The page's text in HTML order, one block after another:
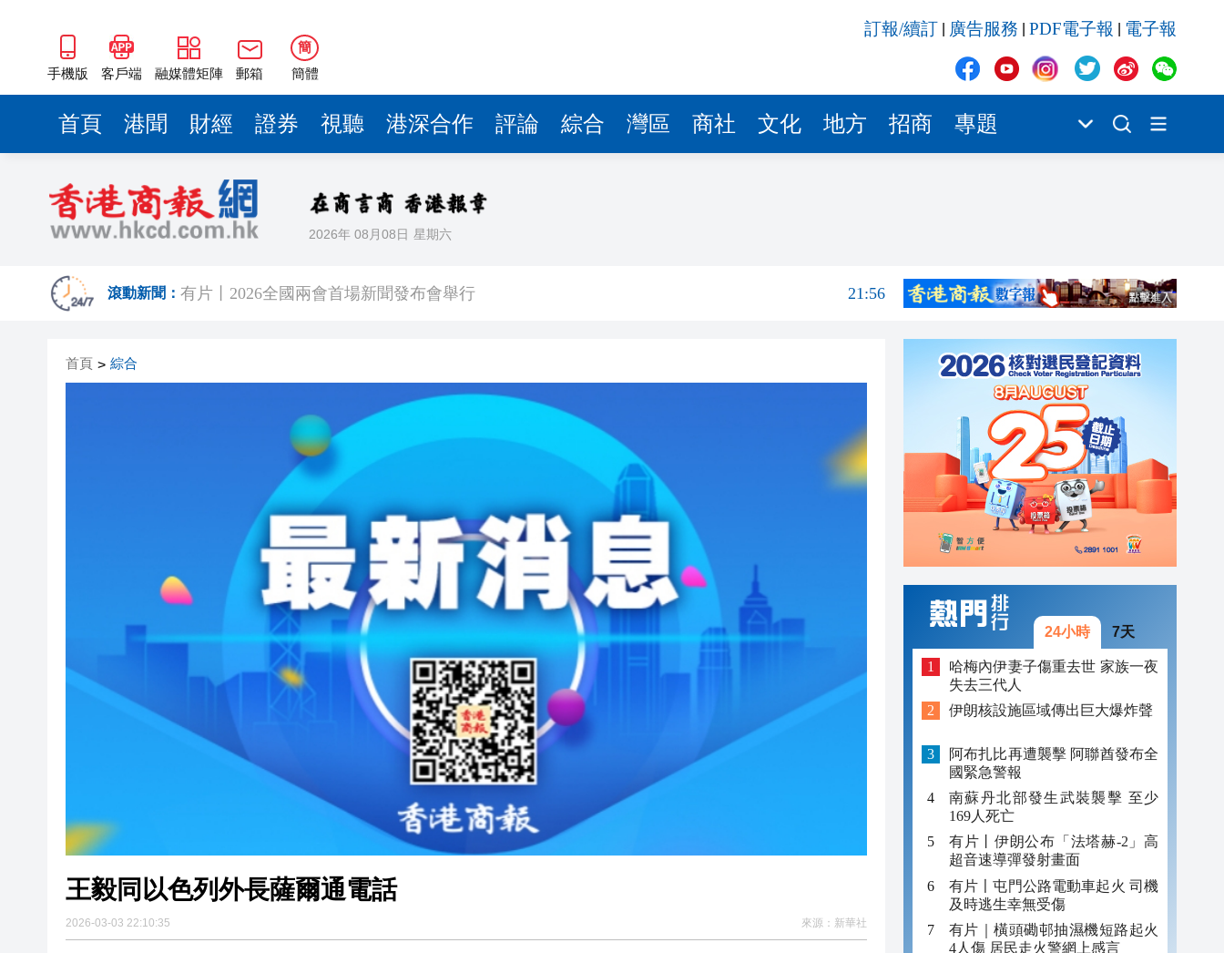
手機版 客戶端 融媒體矩陣 郵箱
簡
簡體
訂報/續訂 廣告服務 PDF電子報 電子報
首頁 港聞 財經 證券 視聽 港深合作 評論 綜合 灣區 商社 文化 地方 招商 專題
2026年 08月08日 星期六
滾動新聞：
外交部駐港公署舉辦《「一國兩制」下香港維護國家安全的實踐》白皮書專題宣介會
21:48
圖集｜美好姻緣神助攻 黃大仙祠元宵晚會
山西晉中社火匯演活動「紅火」上演
21:34
黎真主黨對多處以軍事基地發動襲擊
王毅同以色列外長薩爾通電話
有片丨2026全國兩會首場新聞發布會舉行
21:56
山西晉中社火匯演活動「紅火」上演
香港海關參加珠寶展宣傳貴金屬及寶石交易商監管制度
21:30
黎真主黨對多處以軍事基地發動襲擊
21:21
王毅同以色列外長薩爾通電話
今晚024期六合彩頭獎再次懸空 下期多寶2079萬
有片丨2026全國兩會首場新聞發布會舉行
外交部駐港公署舉辦《「一國兩制」下香港維護國家安全的實踐》白皮書專題宣介會
圖集｜美好姻緣神助攻 黃大仙祠元宵晚會
山西晉中社火匯演活動「紅火」上演
香港海關參加珠寶展宣傳貴金屬及寶石交易商監管制度
黎真主黨對多處以軍事基地發動襲擊
首頁 > 綜合
王毅同以色列外長薩爾通電話
2026-03-03 22:10:35 來源： 新華社
24小時 7天
哈梅內伊妻子傷重去世 家族一夜
失去三代人
伊朗核設施區域傳出巨大爆炸聲
阿布扎比再遭襲擊 阿聯酋發布全
國緊急警報
南蘇丹北部發生武裝襲擊 至少
169人死亡
有片丨伊朗公布「法塔赫-2」高
超音速導彈發射畫面
有片〡屯門公路電動車起火 司機
及時逃生幸無受傷
有片｜橫頭磡邨抽濕機短路起火
4人傷 居民走火警網上感言